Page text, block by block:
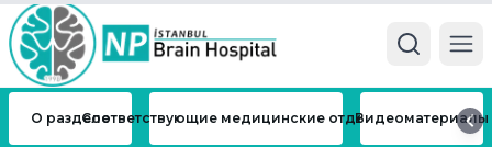
О разделеСоответствующие медицинские отделенияВидеоматериалы